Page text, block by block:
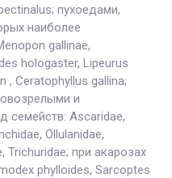
пухоедами,
наиболее
gallinae,
hologaster, Lipeurus
, Ceratophyllus gallina;
и
семейств: Ascaridae,
Ollulanidae,
Trichuridae; при акарозах
phylloides, Sarcoptes